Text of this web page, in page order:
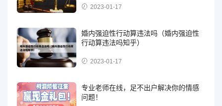
2023-01-17
婚内强迫性行动算违法吗（婚内强迫性
行动算违法吗知乎）
2023-01-17
专业老师在线，足不出户解决你的情感
问题！